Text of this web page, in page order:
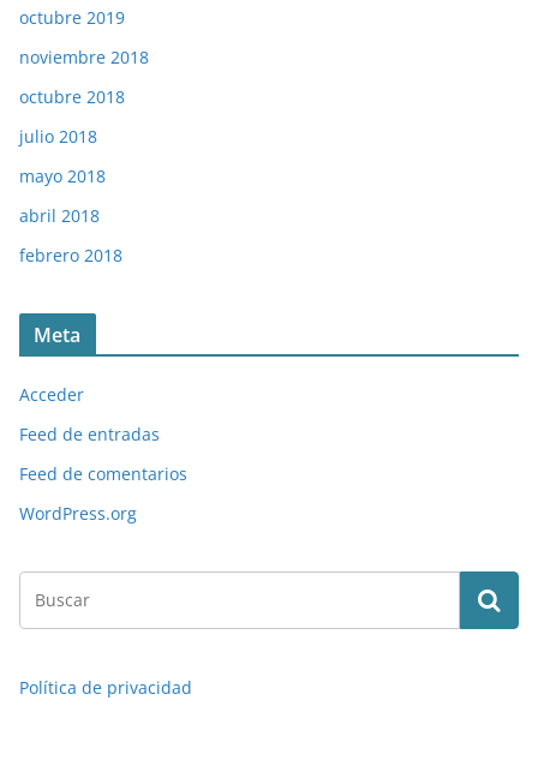
octubre 2019
noviembre 2018
octubre 2018
julio 2018
mayo 2018
abril 2018
febrero 2018
Meta
Acceder
Feed de entradas
Feed de comentarios
WordPress.org
Política de privacidad